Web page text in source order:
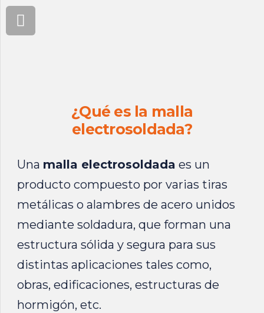
¿Qué es la malla
electrosoldada?
Una malla electrosoldada es un
producto compuesto por varias tiras
metálicas o alambres de acero unidos
mediante soldadura, que forman una
estructura sólida y segura para sus
distintas aplicaciones tales como,
obras, edificaciones, estructuras de
hormigón, etc.